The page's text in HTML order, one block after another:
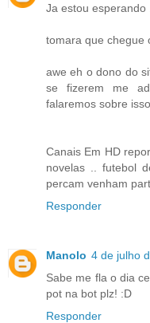
Ja estou esperando
tomara que chegue
awe eh o dono do
se fizerem me
falaremos sobre isso
Canais Em HD
novelas .. futebol
percam venham
Responder
Manolo 4 de julho
Sabe me fla o dia
pot na bot plz! :D
Responder